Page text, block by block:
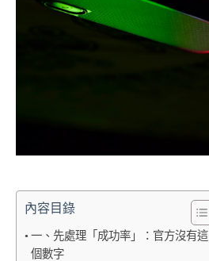
內容目錄
一、先處理「成功率」：官方沒有這
個數字